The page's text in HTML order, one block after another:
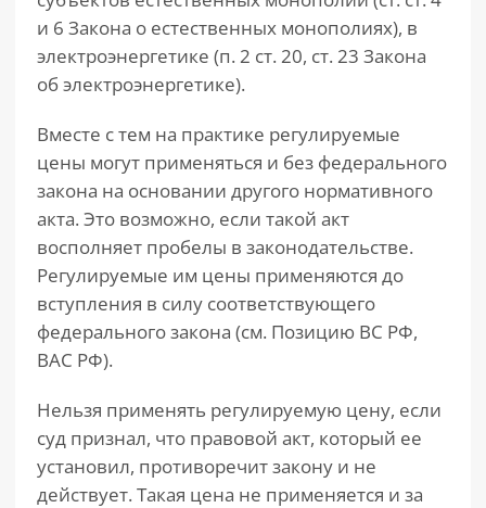
и 6 Закона о естественных монополиях), в
электроэнергетике (п. 2 ст. 20, ст. 23 Закона
об электроэнергетике).
Вместе с тем на практике регулируемые
цены могут применяться и без федерального
закона на основании другого нормативного
акта. Это возможно, если такой акт
восполняет пробелы в законодательстве.
Регулируемые им цены применяются до
вступления в силу соответствующего
федерального закона (см. Позицию ВС РФ,
ВАС РФ).
Нельзя применять регулируемую цену, если
суд признал, что правовой акт, который ее
установил, противоречит закону и не
действует. Такая цена не применяется и за